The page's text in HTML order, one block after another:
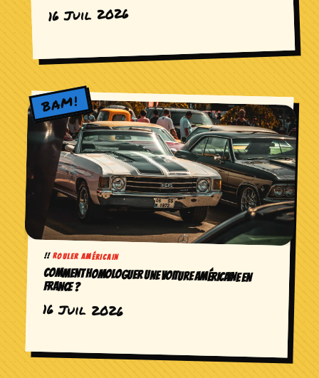
16 Juil 2026
ROULER AMÉRICAIN
COMMENT HOMOLOGUER UNE VOITURE AMÉRICAINE EN
FRANCE ?
16 Juil 2026